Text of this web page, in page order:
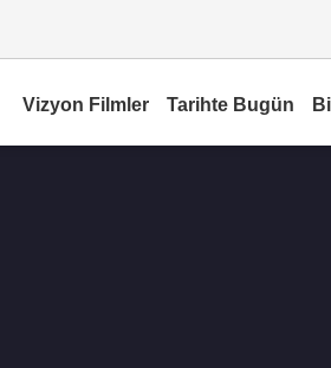
Vizyon Filmler Tarihte Bugün